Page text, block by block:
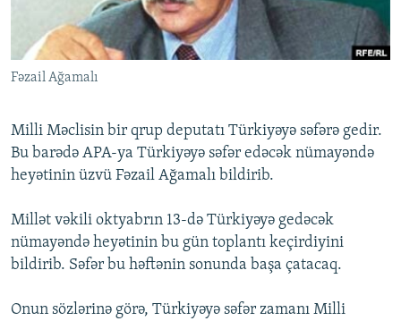
İNFOQRAFIKA
KARIKATURA
AZƏRBAYCAN ƏDƏBIYYATI KITABXANASI
İSLAM VƏ DEMOKRATIYA
İZ - MƏDƏNIYYƏT PROQRAMI
MISSIYAMIZ
PEŞƏ ETIKASI VƏ JURNALISTIKA STANDARTLARIMIZ
MATERIALLARIMIZDAN ISTIFADƏ
BIZIMLƏ ƏLAQƏ
XƏBƏR BÜLLETENLƏRIMIZ
BIZI IZLƏ
Fəzail Ağamalı
Milli Məclisin bir qrup deputatı Türkiyəyə səfərə gedir.
Bu barədə APA-ya Türkiyəyə səfər edəcək nümayəndə
heyətinin üzvü Fəzail Ağamalı bildirib.
Millət vəkili oktyabrın 13-də Türkiyəyə gedəcək
nümayəndə heyətinin bu gün toplantı keçirdiyini
bildirib. Səfər bu həftənin sonunda başa çatacaq.
Onun sözlərinə görə, Türkiyəyə səfər zamanı Milli